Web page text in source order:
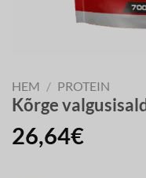
HEM / PROTEIN
Kõrge
26,64€